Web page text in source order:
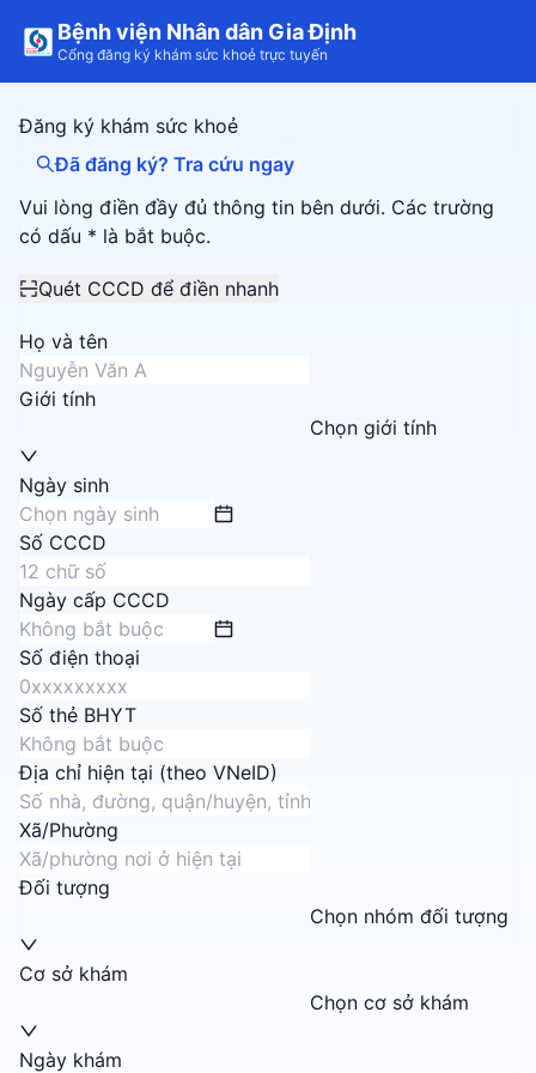
Bệnh viện Nhân dân Gia Định
Cổng đăng ký khám sức khoẻ trực tuyến
Đăng ký khám sức khoẻ
Đã đăng ký? Tra cứu ngay
Vui lòng điền đầy đủ thông tin bên dưới. Các trường
có dấu * là bắt buộc.
Quét CCCD để điền nhanh
Họ và tên
Giới tính
Chọn giới tính
Ngày sinh
Số CCCD
Ngày cấp CCCD
Số điện thoại
Số thẻ BHYT
Địa chỉ hiện tại (theo VNeID)
Xã/Phường
Đối tượng
Chọn nhóm đối tượng
Cơ sở khám
Chọn cơ sở khám
Ngày khám